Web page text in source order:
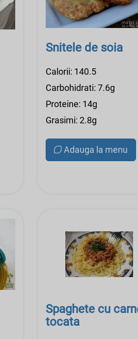
Snitele de soia
Calorii: 140.5
Carbohidrati: 7.6g
Proteine: 14g
Grasimi: 2.8g
Adauga la menu
Spaghete cu
tocata